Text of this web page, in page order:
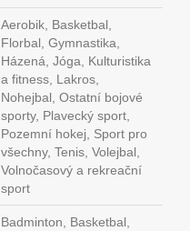
Aerobik, Basketbal,
Florbal, Gymnastika,
Házená, Jóga, Kulturistika
a fitness, Lakros,
Nohejbal, Ostatní bojové
sporty, Plavecký sport,
Pozemní hokej, Sport pro
všechny, Tenis, Volejbal,
Volnočasový a rekreační
sport
Badminton, Basketbal,